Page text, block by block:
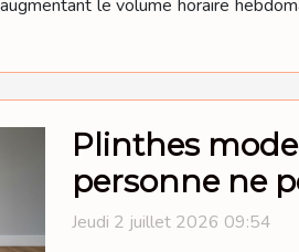
le volume horaire
Plinthes
personne ne
Jeudi 2 juillet 2026 09:54